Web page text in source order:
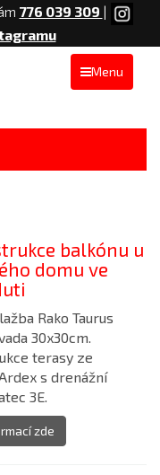
776 039 309 |
Menu
balkónu u
domu ve
Rako Taurus
30x30cm.
terasy ze
s drenážní
3E.
zde